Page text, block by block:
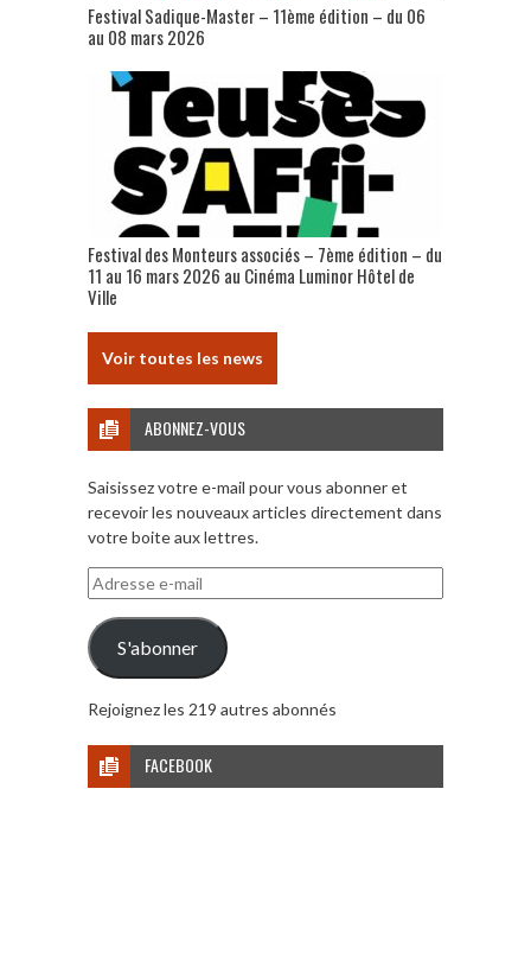
Festival Sadique-Master – 11ème édition – du 06
au 08 mars 2026
Festival des Monteurs associés – 7ème édition – du
11 au 16 mars 2026 au Cinéma Luminor Hôtel de
Ville
Voir toutes les news
ABONNEZ-VOUS
Saisissez votre e-mail pour vous abonner et
recevoir les nouveaux articles directement dans
votre boite aux lettres.
Adresse
e-
mail
S'abonner
Rejoignez les 219 autres abonnés
FACEBOOK